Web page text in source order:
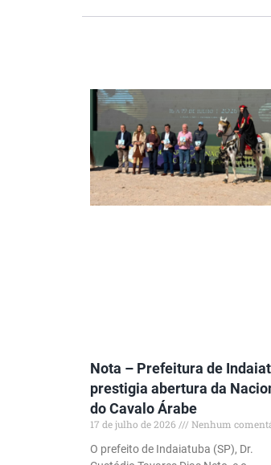
Nota – Prefeitura de
prestigia abertura da
do Cavalo Árabe
17 de julho de 2026
Nenhum
O prefeito de Indaiatuba (SP), Dr.